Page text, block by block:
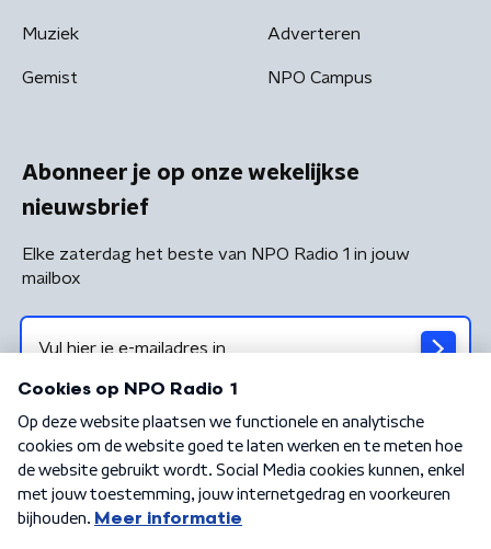
Muziek
Gemist
Adverteren
NPO Campus
Abonneer je op onze wekelijkse
nieuwsbrief
Elke zaterdag het beste van NPO Radio 1 in jouw
mailbox
Algemene voorwaarden